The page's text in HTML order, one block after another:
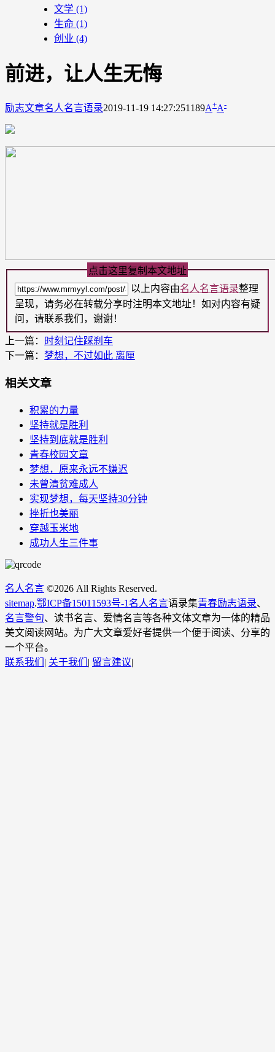
文学 (1)
生命 (1)
创业 (4)
前进，让人生无悔
励志文章名人名言语录2019-11-19 14:27:251189A+A-
点击这里复制本文地址
以上内容由名人名言语录整理
呈现，请务必在转载分享时注明本文地址！如对内容有疑
问，请联系我们，谢谢！
上一篇：
时刻记住踩刹车
下一篇： 梦想，不过如此 离厘
相关文章
积累的力量
坚持就是胜利
坚持到底就是胜利
青春校园文章
梦想，原来永远不嫌迟
未曾清贫难成人
实现梦想，每天坚持30分钟
挫折也美丽
穿越玉米地
成功人生三件事
名人名言 ©2026 All Rights Reserved.
sitemap.鄂ICP备15011593号-1 名人名言语录集青春励志语录、
名言警句、读书名言、爱情名言等各种文体文章为一体的精品
美文阅读网站。为广大文章爱好者提供一个便于阅读、分享的
一个平台。
联系我们 | 关于我们 | 留言建议|